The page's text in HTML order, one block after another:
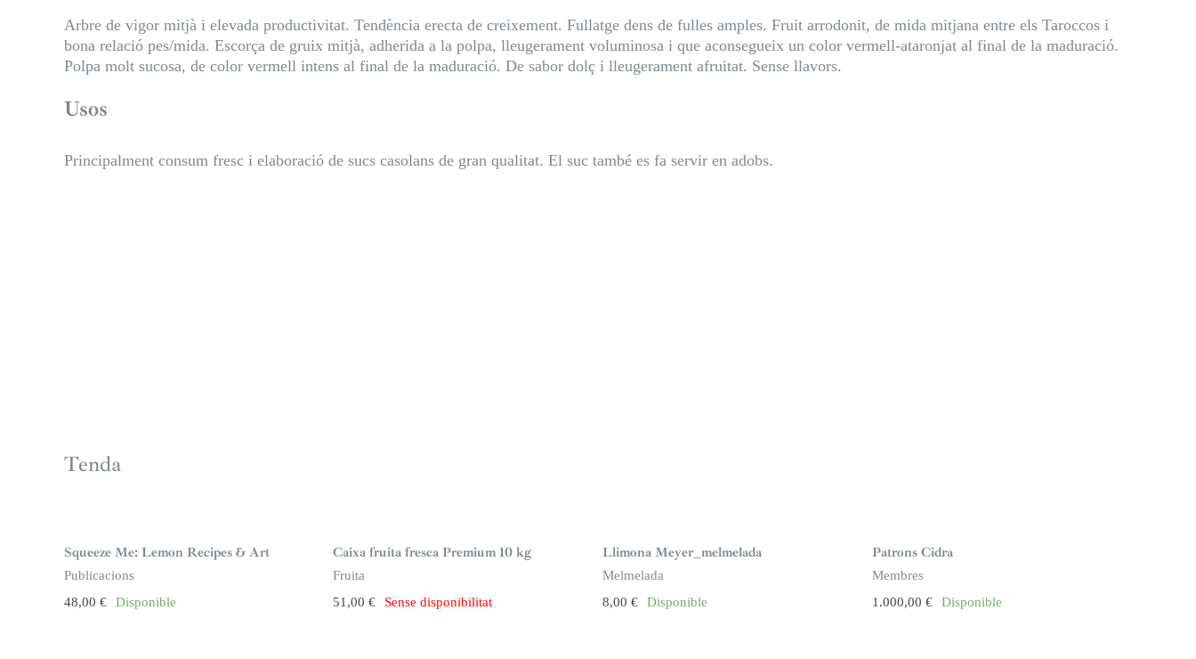
Arbre de vigor mitjà i elevada productivitat. Tendència erecta de creixement. Fullatge dens de fulles amples. Fruit arrodonit, de mida mitjana entre els Taroccos i
bona relació pes/mida. Escorça de gruix mitjà, adherida a la polpa, lleugerament voluminosa i que aconsegueix un color vermell-ataronjat al final de la maduració.
Polpa molt sucosa, de color vermell intens al final de la maduració. De sabor dolç i lleugerament afruitat. Sense llavors.
Usos
Principalment consum fresc i elaboració de sucs casolans de gran qualitat. El suc també es fa servir en adobs.
Tenda
Squeeze Me: Lemon Recipes & Art
Publicacions
48,00 € Disponible
n
s
t
o
k
Caixa fruita fresca Premium 10 kg
Fruita
51,00€ Sense disponibilitat
Llimona Meyer_melmelada
Melmelada
8,00 € Disponible
Patrons Cidra
Membres
1.000,00 € Disponible